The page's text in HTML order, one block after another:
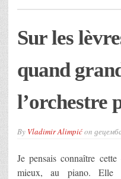
Sur les
quand
l’orchestre
By Vladimir Alimpićon
Je pensais connaître
mieux, au piano. Elle